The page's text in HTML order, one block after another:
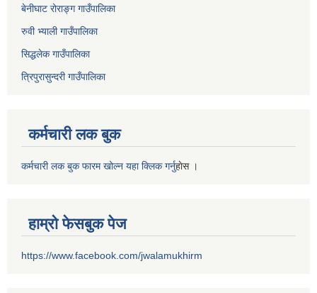
बेनीघाट रोराङ्ग गाउँपालिका
रुवी भ्याली गाउँपालिका
सिद्धलेक गाउँपालिका
त्रिपुरासुन्दरी गाउँपालिका
कर्मचारी लक बुक
कर्मचारी लक बुक फारम खोल्न यहा क्लिक गर्नुहाेस ।
हाम्रो फेसबुक पेज
https://www.facebook.com/jwalamukhirm